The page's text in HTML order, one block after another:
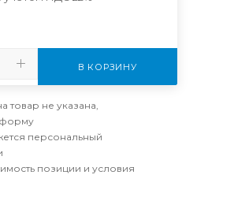
В КОРЗИНУ
товар не указана,
форму
персональный
позиции и условия